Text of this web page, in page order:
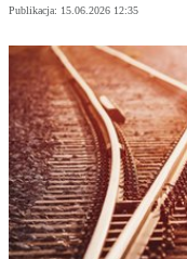
Publikacja: 15.06.2026 12:35